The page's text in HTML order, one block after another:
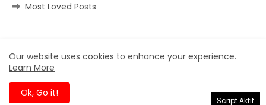
Most Loved Posts
Home Contact us Privacy Policy
Our website uses cookies to enhance your experience.
Learn More
Ok, Go it!
Script Aktif